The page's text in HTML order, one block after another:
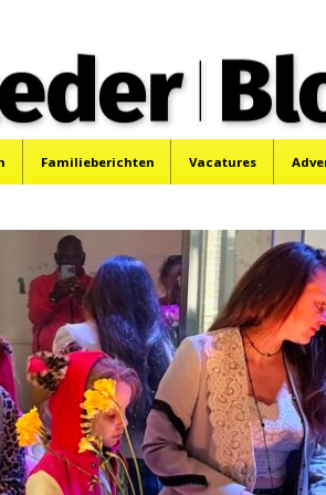
Familieberichten Vacatures